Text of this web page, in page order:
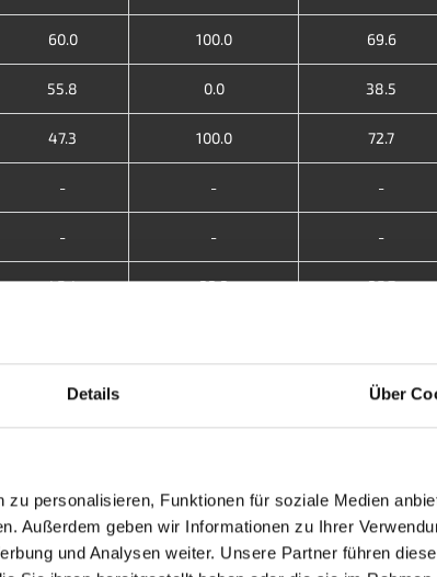
Details Über
personalisieren, Funktionen für soziale Medien
Außerdem geben wir Informationen zu Ihrer
und Analysen weiter. Unsere Partner führen
60.0 100.0 69.6
55.8 0.0 38.5
47.3 100.0 72.7
- - -
- - -
45.4 33.3 35.7
-
- - -
- - -